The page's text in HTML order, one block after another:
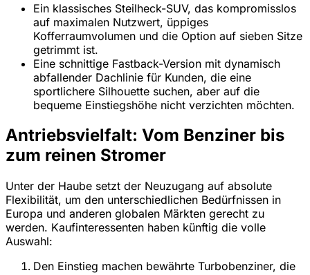
Ein klassisches Steilheck-SUV, das kompromisslos
auf maximalen Nutzwert, üppiges
Kofferraumvolumen und die Option auf sieben Sitze
getrimmt ist.
Eine schnittige Fastback-Version mit dynamisch
abfallender Dachlinie für Kunden, die eine
sportlichere Silhouette suchen, aber auf die
bequeme Einstiegshöhe nicht verzichten möchten.
Antriebsvielfalt: Vom Benziner bis
zum reinen Stromer
Unter der Haube setzt der Neuzugang auf absolute
Flexibilität, um den unterschiedlichen Bedürfnissen in
Europa und anderen globalen Märkten gerecht zu
werden. Kaufinteressenten haben künftig die volle
Auswahl:
Den Einstieg machen bewährte Turbobenziner, die